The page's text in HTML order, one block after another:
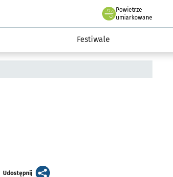
Powietrze
we Wrocławiu
umiarkowane
Festiwale
Udostępnijartykuł